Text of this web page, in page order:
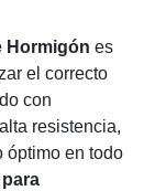
Hormigón es
el correcto
con
resistencia,
óptimo en todo